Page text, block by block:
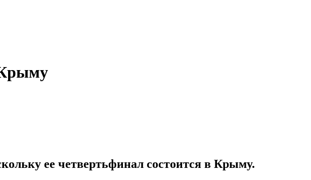
ее четвертьфинал состоится в Крыму.